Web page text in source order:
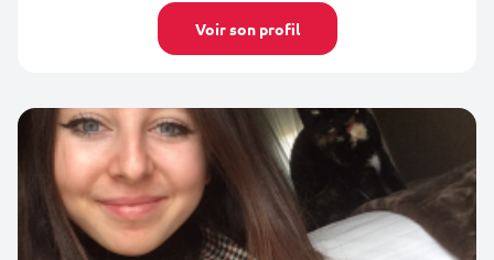
Voir son profil